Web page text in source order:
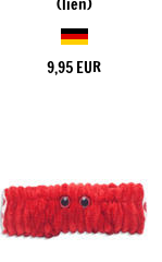
(lien)
9,95 EUR